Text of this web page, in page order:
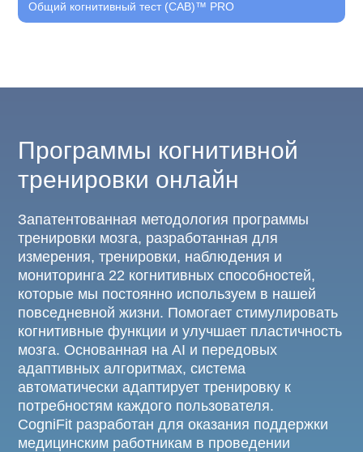
Общий когнитивный тест (CAB)™ PRO
Программы когнитивной
тренировки онлайн
Запатентованная методология программы
тренировки мозга, разработанная для
измерения, тренировки, наблюдения и
мониторинга 22 когнитивных способностей,
которые мы постоянно используем в нашей
повседневной жизни. Помогает стимулировать
когнитивные функции и улучшает пластичность
мозга. Основанная на AI и передовых
адаптивных алгоритмах, система
автоматически адаптирует тренировку к
потребностям каждого пользователя.
CogniFit разработан для оказания поддержки
медицинским работникам в проведении